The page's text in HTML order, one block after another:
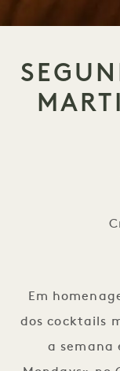
Em
dos cocktails
a semana